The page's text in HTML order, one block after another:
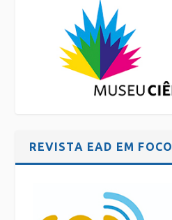
REVISTA EAD EM FOCO